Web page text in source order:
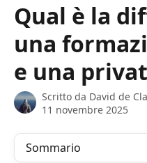
Qual è la
una
e una
Scritto da David de
11 novembre 2025
Sommario